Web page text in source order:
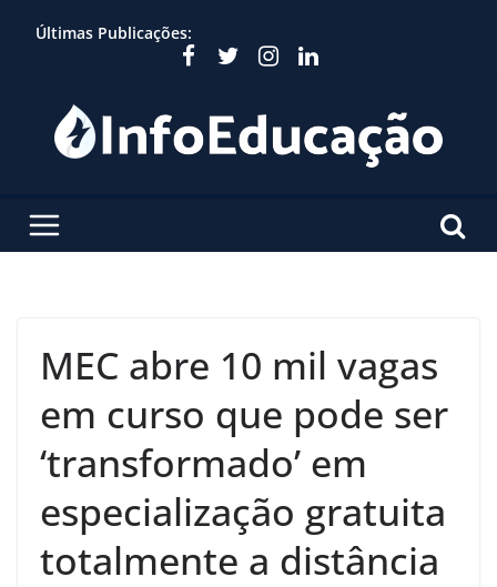
Últimas Publicações:
MEC abre 10 mil vagas
em curso que pode ser
‘transformado’ em
especialização gratuita
totalmente a distância